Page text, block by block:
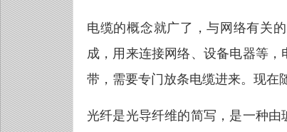
电缆的概念就广了，与网络有关
成，用来连接网络、设备电器等
带，需要专门放条电缆进来。现在
光纤是光导纤维的简写，是一种